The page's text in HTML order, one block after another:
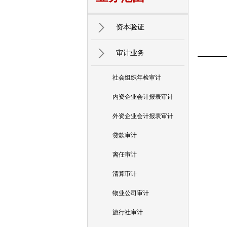
资本验证
审计业务
社会组织年检审计
内资企业会计报表审计
外资企业会计报表审计
贷款审计
离任审计
清算审计
物业公司审计
旅行社审计